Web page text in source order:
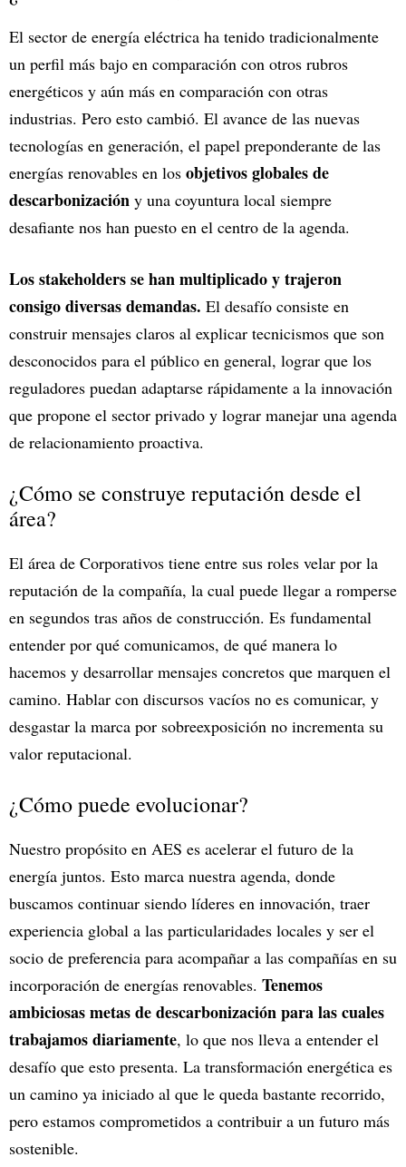
El sector de energía eléctrica ha tenido tradicionalmente
un perfil más bajo en comparación con otros rubros
energéticos y aún más en comparación con otras
industrias. Pero esto cambió. El avance de las nuevas
tecnologías en generación, el papel preponderante de las
energías renovables en los objetivos globales de
descarbonización y una coyuntura local siempre
desafiante nos han puesto en el centro de la agenda.
Los stakeholders se han multiplicado y trajeron
consigo diversas demandas. El desafío consiste en
construir mensajes claros al explicar tecnicismos que son
desconocidos para el público en general, lograr que los
reguladores puedan adaptarse rápidamente a la innovación
que propone el sector privado y lograr manejar una agenda
de relacionamiento proactiva.
¿Cómo se construye reputación desde el
área?
El área de Corporativos tiene entre sus roles velar por la
reputación de la compañía, la cual puede llegar a romperse
en segundos tras años de construcción. Es fundamental
entender por qué comunicamos, de qué manera lo
hacemos y desarrollar mensajes concretos que marquen el
camino. Hablar con discursos vacíos no es comunicar, y
desgastar la marca por sobreexposición no incrementa su
valor reputacional.
¿Cómo puede evolucionar?
Nuestro propósito en AES es acelerar el futuro de la
energía juntos. Esto marca nuestra agenda, donde
buscamos continuar siendo líderes en innovación, traer
experiencia global a las particularidades locales y ser el
socio de preferencia para acompañar a las compañías en su
incorporación de energías renovables. Tenemos
ambiciosas metas de descarbonización para las cuales
trabajamos diariamente, lo que nos lleva a entender el
desafío que esto presenta. La transformación energética es
un camino ya iniciado al que le queda bastante recorrido,
pero estamos comprometidos a contribuir a un futuro más
sostenible.